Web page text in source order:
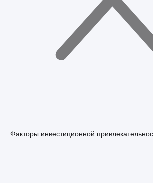
Факторы инвестиционной